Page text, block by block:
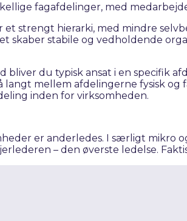
fagafdelinger, med
strengt hierarki, med mindre
skaber stabile og vedholdende
bliver du typisk ansat i en specifik
mellem afdelingerne fysisk og
inden for virksomheden.
er anderledes. I særligt mikro
– den øverste ledelse.